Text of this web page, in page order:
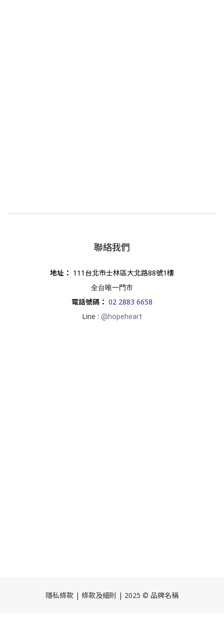
聯絡我們
地址 ： 111台北市士林區大北路88號1樓
全台唯一門市
電話號碼 ： 02 2883 6658
Line : @hopeheart
隱私條款 | 條款及細則 | 2025 © 品牌名稱